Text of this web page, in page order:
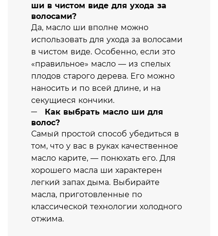
ши в чистом виде для ухода за
волосами?
Да, масло ши вполне можно
использовать для ухода за волосами
в чистом виде. Особенно, если это
«правильное» масло — из спелых
плодов старого дерева. Его можно
наносить и по всей длине, и на
секущиеся кончики.
Как выбрать масло ши для
волос?
Самый простой способ убедиться в
том, что у вас в руках качественное
масло карите, — понюхать его. Для
хорошего масла ши характерен
легкий запах дыма. Выбирайте
масла, приготовленные по
классической технологии холодного
отжима.